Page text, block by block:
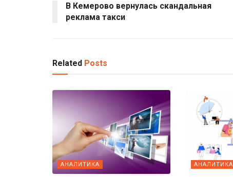
В Кемерово вернулась скандальная
реклама такси
Related Posts
АНАЛИТИКА АНАЛИТИКА